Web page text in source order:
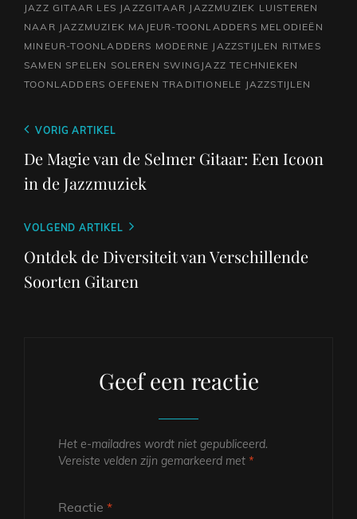
JAZZ GITAAR LES JAZZGITAAR JAZZMUZIEK LUISTEREN
NAAR JAZZMUZIEK MAJEUR-TOONLADDERS MELODIEËN
MINEUR-TOONLADDERS MODERNE JAZZSTIJLEN RITMES
SAMEN SPELEN SOLEREN SWINGJAZZ TECHNIEKEN
TOONLADDERS OEFENEN TRADITIONELE JAZZSTIJLEN
Berichtnavigatie
Vorig
bericht
VORIG ARTIKEL
De Magie van de Selmer Gitaar: Een Icoon
in de Jazzmuziek
Volgend
bericht
VOLGEND ARTIKEL
Ontdek de Diversiteit van Verschillende
Soorten Gitaren
Geef een reactie
Het e-mailadres wordt niet gepubliceerd.
Vereiste velden zijn gemarkeerd met *
Reactie *